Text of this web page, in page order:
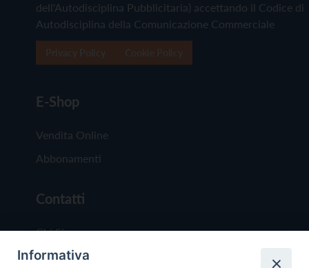
dell'Autodisciplina Pubblicitaria) accettando il Codice di
Autodisciplina della Comunicazione Commerciale
E-Shop
Vendita Online
Abbonamenti
Contatti
Chi Siamo
Redazione
Informativa